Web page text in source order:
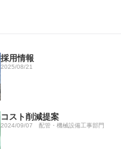
採用情報
2025/08/21
コスト削減提案
2024/09/07 配管・機械設備工事部門